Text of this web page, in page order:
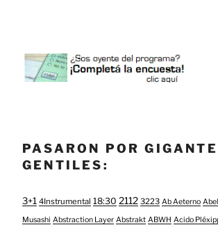
PASARON POR
GENTILES:
3+1 4Instrumental 18:30 2112 3223 Ab Aeterno
Musashi Abstraction Layer Abstrakt ABWH Acido